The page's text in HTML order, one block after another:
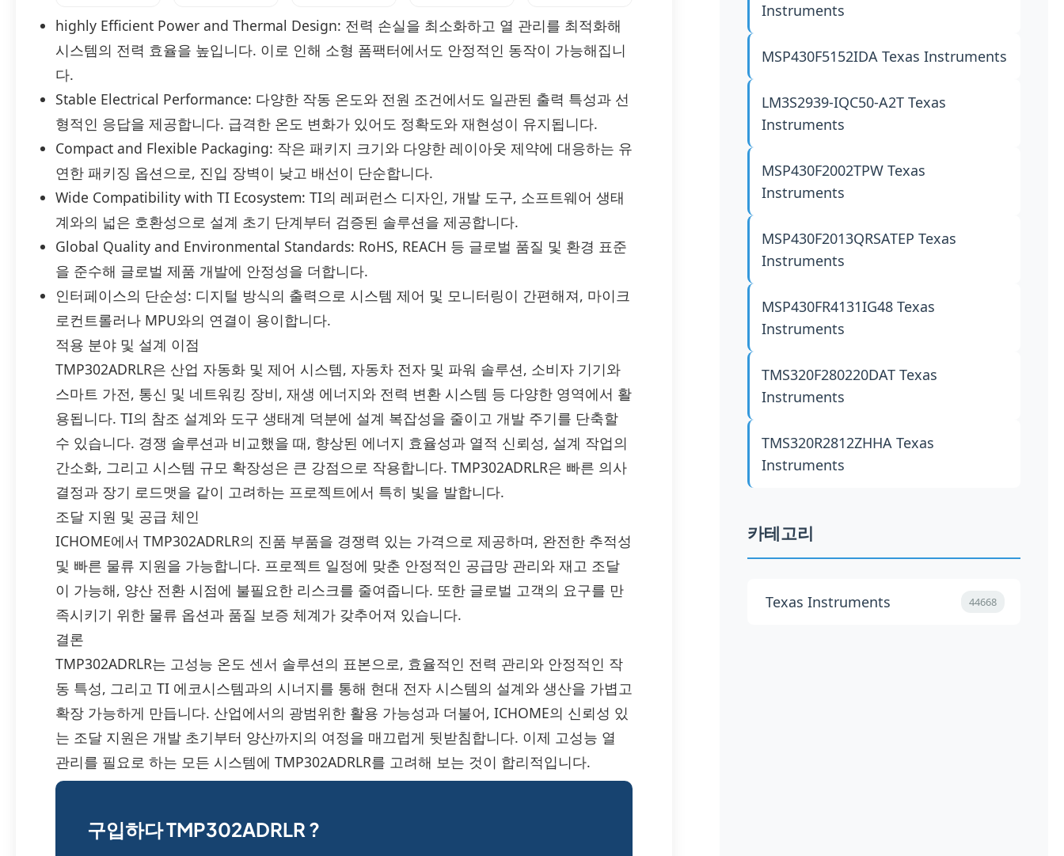
highly Efficient Power and Thermal Design: 전력 손실을 최소화하고 열 관리를 최적화해
시스템의 전력 효율을 높입니다. 이로 인해 소형 폼팩터에서도 안정적인 동작이 가능해집니
다.
Stable Electrical Performance: 다양한 작동 온도와 전원 조건에서도 일관된 출력 특성과 선
형적인 응답을 제공합니다. 급격한 온도 변화가 있어도 정확도와 재현성이 유지됩니다.
Compact and Flexible Packaging: 작은 패키지 크기와 다양한 레이아웃 제약에 대응하는 유
연한 패키징 옵션으로, 진입 장벽이 낮고 배선이 단순합니다.
Wide Compatibility with TI Ecosystem: TI의 레퍼런스 디자인, 개발 도구, 소프트웨어 생태
계와의 넓은 호환성으로 설계 초기 단계부터 검증된 솔루션을 제공합니다.
Global Quality and Environmental Standards: RoHS, REACH 등 글로벌 품질 및 환경 표준
을 준수해 글로벌 제품 개발에 안정성을 더합니다.
인터페이스의 단순성: 디지털 방식의 출력으로 시스템 제어 및 모니터링이 간편해져, 마이크
로컨트롤러나 MPU와의 연결이 용이합니다.
적용 분야 및 설계 이점
TMP302ADRLR은 산업 자동화 및 제어 시스템, 자동차 전자 및 파워 솔루션, 소비자 기기와
스마트 가전, 통신 및 네트워킹 장비, 재생 에너지와 전력 변환 시스템 등 다양한 영역에서 활
용됩니다. TI의 참조 설계와 도구 생태계 덕분에 설계 복잡성을 줄이고 개발 주기를 단축할
수 있습니다. 경쟁 솔루션과 비교했을 때, 향상된 에너지 효율성과 열적 신뢰성, 설계 작업의
간소화, 그리고 시스템 규모 확장성은 큰 강점으로 작용합니다. TMP302ADRLR은 빠른 의사
결정과 장기 로드맷을 같이 고려하는 프로젝트에서 특히 빛을 발합니다.
조달 지원 및 공급 체인
ICHOME에서 TMP302ADRLR의 진품 부품을 경쟁력 있는 가격으로 제공하며, 완전한 추적성
및 빠른 물류 지원을 가능합니다. 프로젝트 일정에 맞춘 안정적인 공급망 관리와 재고 조달
이 가능해, 양산 전환 시점에 불필요한 리스크를 줄여줍니다. 또한 글로벌 고객의 요구를 만
족시키기 위한 물류 옵션과 품질 보증 체계가 갖추어져 있습니다.
결론
TMP302ADRLR는 고성능 온도 센서 솔루션의 표본으로, 효율적인 전력 관리와 안정적인 작
동 특성, 그리고 TI 에코시스템과의 시너지를 통해 현대 전자 시스템의 설계와 생산을 가볍고
확장 가능하게 만듭니다. 산업에서의 광범위한 활용 가능성과 더불어, ICHOME의 신뢰성 있
는 조달 지원은 개발 초기부터 양산까지의 여정을 매끄럽게 뒷받침합니다. 이제 고성능 열
관리를 필요로 하는 모든 시스템에 TMP302ADRLR를 고려해 보는 것이 합리적입니다.
구입하다 TMP302ADRLR ?
Instruments
MSP430F5152IDATexas Instruments
LM3S2939-IQC50-A2TTexas
Instruments
MSP430F2002TPWTexas
Instruments
MSP430F2013QRSATEPTexas
Instruments
MSP430FR4131IG48Texas
Instruments
TMS320F280220DATTexas
Instruments
TMS320R2812ZHHATexas
Instruments
카테고리
Texas Instruments 44668